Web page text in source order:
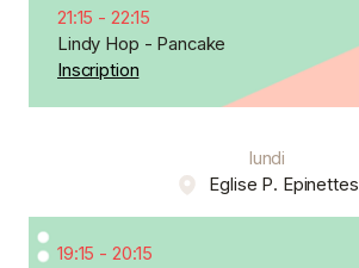
21:15 - 22:15
Lindy Hop - Pancake
Inscription
lundi
Eglise P. Epinettes
19:15 - 20:15